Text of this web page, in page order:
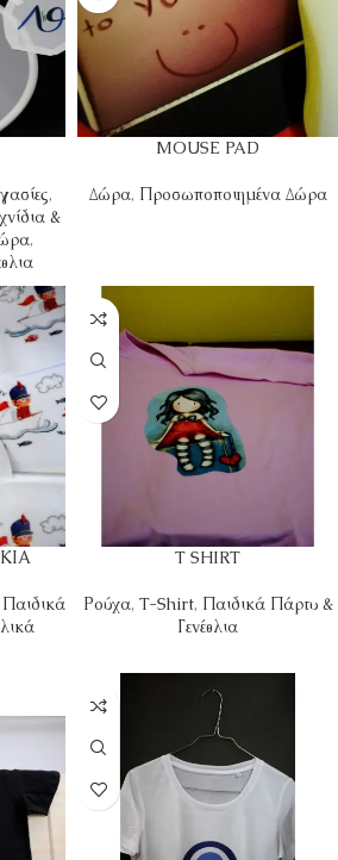
,
&
,
MOUSE PAD
Δώρα, Προσωποποιημένα Δώρα
Παιδικά
T SHIRT
Ρούχα, T-Shirt, Παιδικά Πάρτυ &
Γενέθλια